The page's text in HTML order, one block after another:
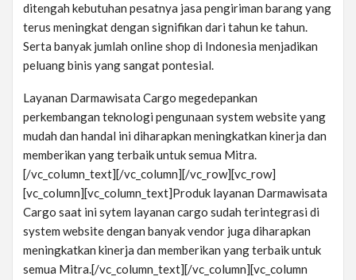
ditengah kebutuhan pesatnya jasa pengiriman barang yang
terus meningkat dengan signifikan dari tahun ke tahun.
Serta banyak jumlah online shop di Indonesia menjadikan
peluang binis yang sangat pontesial.
Layanan Darmawisata Cargo megedepankan
perkembangan teknologi pengunaan system website yang
mudah dan handal ini diharapkan meningkatkan kinerja dan
memberikan yang terbaik untuk semua Mitra.
[/vc_column_text][/vc_column][/vc_row][vc_row]
[vc_column][vc_column_text]Produk layanan Darmawisata
Cargo saat ini sytem layanan cargo sudah terintegrasi di
system website dengan banyak vendor juga diharapkan
meningkatkan kinerja dan memberikan yang terbaik untuk
semua Mitra.[/vc_column_text][/vc_column][vc_column